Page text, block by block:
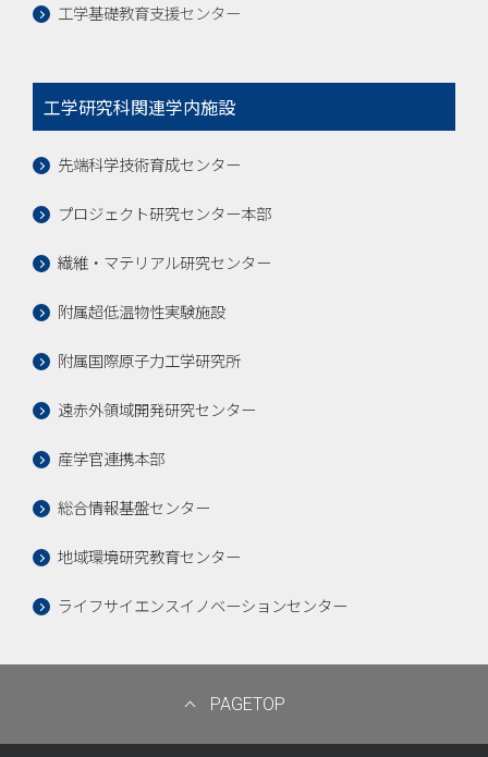
工学基礎教育支援センター
工学研究科関連学内施設
先端科学技術育成センター
プロジェクト研究センター本部
繊維・マテリアル研究センター
附属超低温物性実験施設
附属国際原子力工学研究所
遠赤外領域開発研究センター
産学官連携本部
総合情報基盤センター
地域環境研究教育センター
ライフサイエンスイノベーションセンター
PAGETOP